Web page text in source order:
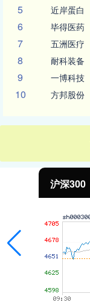
5 近岸蛋白
6 毕得医药
7 五洲医疗
8 耐科装备
9 一博科技
10 方邦股份
43.13